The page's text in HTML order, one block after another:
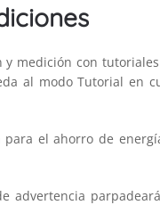
medición con
al modo Tutorial en
el ahorro de
advertencia